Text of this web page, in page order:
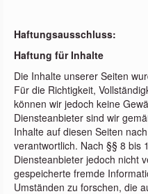
Haftungsausschluss:
Haftung für Inhalte
Die Inhalte unserer Seiten
Für die Richtigkeit,
können wir jedoch keine
Diensteanbieter sind wir
Inhalte auf diesen Seiten
verantwortlich. Nach §§ 8 bis
Diensteanbieter jedoch nicht
gespeicherte fremde
Umständen zu forschen, die